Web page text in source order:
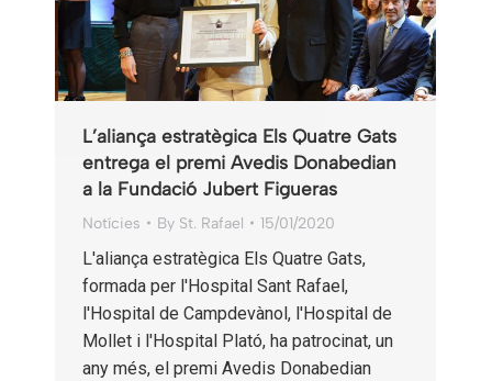
L’aliança estratègica Els Quatre Gats
entrega el premi Avedis Donabedian
a la Fundació Jubert Figueras
Notícies By St. Rafael 15/01/2020
L'aliança estratègica Els Quatre Gats,
formada per l'Hospital Sant Rafael,
l'Hospital de Campdevànol, l'Hospital de
Mollet i l'Hospital Plató, ha patrocinat, un
any més, el premi Avedis Donabedian